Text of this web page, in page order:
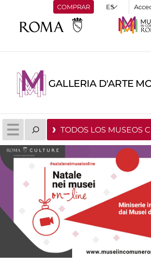
COMPRAR
GALLERIA D'ARTE
TODOS LOS MUSEOS